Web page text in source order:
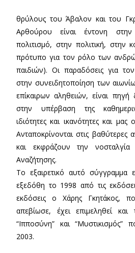
θρύλους του Άβαλον και του
Αρθούρου είναι έντονη
πολιτισμό, στην πολιτική, στην
πρότυπο για τον ρόλο των
παιδιών). Οι παραδόσεις για
στην συνειδητοποίηση των
επίκαιρων αληθειών, είναι πηγή
στην υπέρβαση της
ιδιότητες και ικανότητες και
Ανταποκρίνονται στις
και εκφράζουν την
Αναζήτησης.
Το εξαιρετικό αυτό σύγγραμμα
εξεδόθη το 1998 από τις
εκδόσεις ο Χάρης Γκητάκος,
απεβίωσε, έχει επιμεληθεί και
“Ιπποσύνη” και
2003.